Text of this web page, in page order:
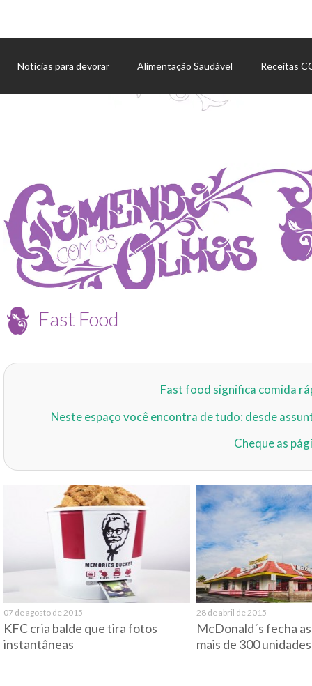
Notícias para devorar Alimentação Saudável Receitas
Fast Food
Fast food significa comida
Neste espaço você encontra de tudo: desde
Cheque as
07 de agosto de 2015
KFC cria balde que tira fotos
instantâneas
28 de abril de 2015
McDonald´s fecha
mais de 300 unidades